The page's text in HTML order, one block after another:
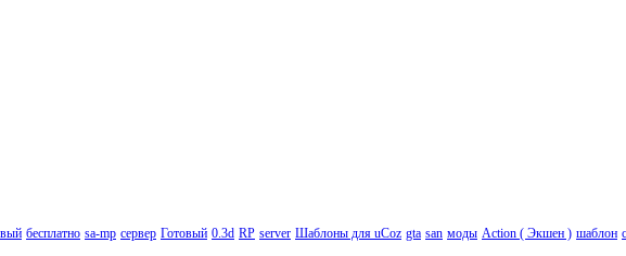
бесплатно sa-mp сервер Готовый 0.3d RP server Шаблоны для uCoz gta san моды Action ( Экшен ) шаблон